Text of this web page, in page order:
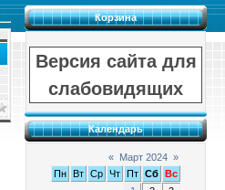
Корзина
Версия сайта для
слабовидящих
Календарь
« Март 2024 »
Пн Вт Ср Чт Пт Сб Вс